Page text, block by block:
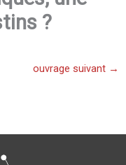
?
ouvrage suivant →